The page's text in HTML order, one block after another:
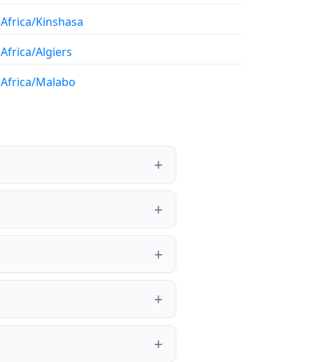
Africa/Kinshasa
Africa/Algiers
Africa/Malabo